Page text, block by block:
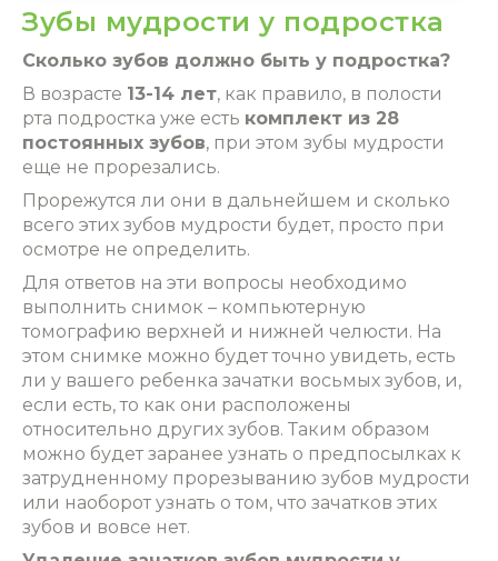
Зубы мудрости у подростка
Сколько зубов должно быть у подростка?
В возрасте 13-14 лет, как правило, в полости
рта подростка уже есть комплект из 28
постоянных зубов, при этом зубы мудрости
еще не прорезались.
Прорежутся ли они в дальнейшем и сколько
всего этих зубов мудрости будет, просто при
осмотре не определить.
Для ответов на эти вопросы необходимо
выполнить снимок – компьютерную
томографию верхней и нижней челюсти. На
этом снимке можно будет точно увидеть, есть
ли у вашего ребенка зачатки восьмых зубов, и,
если есть, то как они расположены
относительно других зубов. Таким образом
можно будет заранее узнать о предпосылках к
затрудненному прорезыванию зубов мудрости
или наоборот узнать о том, что зачатков этих
зубов и вовсе нет.